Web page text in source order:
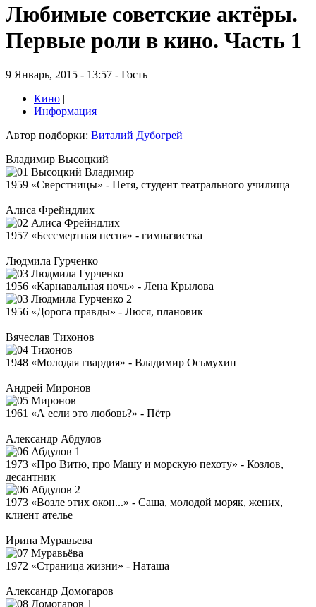
Любимые советские актёры.
Первые роли в кино. Часть 1
9 Январь, 2015 - 13:57 - Гость
Кино |
Информация
Автор подборки: Виталий Дубогрей
Владимир Высоцкий
1959 «Сверстницы» - Петя, студент театрального училища
Алиса Фрейндлих
1957 «Бессмертная песня» - гимназистка
Людмила Гурченко
1956 «Карнавальная ночь» - Лена Крылова
1956 «Дорога правды» - Люся, плановик
Вячеслав Тихонов
1948 «Молодая гвардия» - Владимир Осьмухин
Андрей Миронов
1961 «А если это любовь?» - Пётр
Александр Абдулов
1973 «Про Витю, про Машу и морскую пехоту» - Козлов,
десантник
1973 «Возле этих окон...» - Саша, молодой моряк, жених,
клиент ателье
Ирина Муравьева
1972 «Страница жизни» - Наташа
Александр Домогаров